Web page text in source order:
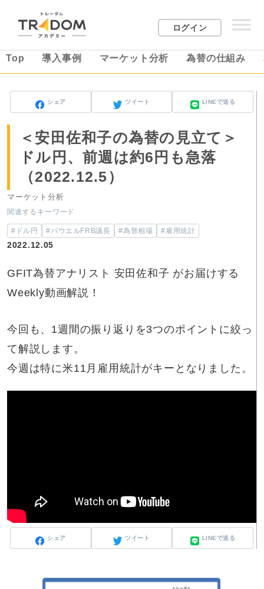
ログイン
Top 導入事例 マーケット分析 為替の仕組み
シェア ツイート LINEで送る
＜安田佐和子の為替の見立て＞
ドル円、前週は約6円も急落
（2022.12.5）
マーケット分析
関連するキーワード
#ドル円 #パウエルFRB議長 #為替相場 #雇用統計
2022.12.05
GFIT為替アナリスト 安田佐和子 がお届けする
Weekly動画解説！
今回も、1週間の振り返りを3つのポイントに絞っ
て解説します。
今週は特に米11月雇用統計がキーとなりました。
シェア ツイート LINEで送る